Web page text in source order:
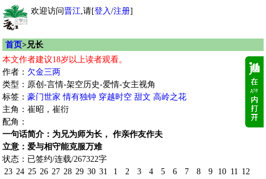
欢迎访问晋江,请[登入/注册]
首页>兄长
本文作者建议18岁以上读者观看。
作者： 欠金三两
类型：原创-言情-架空历史-爱情-女主视角
标签： 豪门世家 情有独钟 穿越时空 甜文 高岭之花
主角：崔昭，崔衍
配角：
一句话简介：为兄为师为长， 作亲作友作夫
立意：爱与相守能克服万难
状态：已签约/连载/267322字
23 24 25 26 27 28 29 30 31
1
2
3
4
5
6
7
8
9
10 11 12